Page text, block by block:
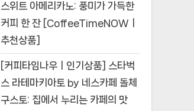
스위트 아메리카노: 풍미가 가득한
커피 한 잔 [CoffeeTimeNOWㅣ
추천상품]
[커피타임나우ㅣ인기상품] 스타벅
스 라테마키아토 by 네스카페 돌체
구스토: 집에서 누리는 카페의 맛